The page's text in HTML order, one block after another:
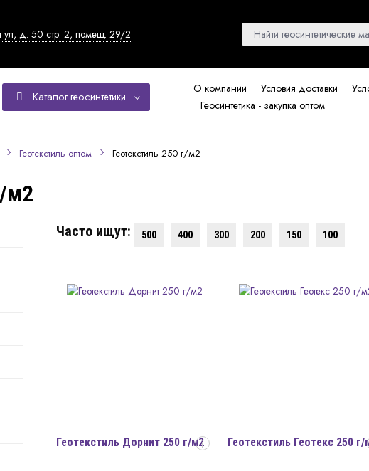
ул, д. 50 стр. 2, помещ. 29/2
Каталог геосинтетики
О компании Условия доставки
Геосинтетика - закупка оптом
Геотекстиль оптом Геотекстиль 250 г/м2
м2
Часто ищут: 500 400 300 200 150 100
Геотекстиль Дорнит 250 г/м2
i Геотекстиль Геотекс 250 г/